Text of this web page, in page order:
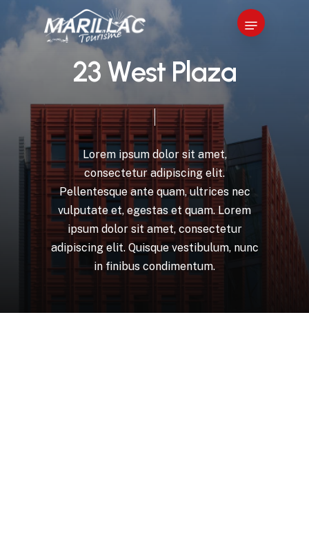
main
Menu
23 WestPlaza
Lorem ipsum dolor sit amet,
consectetur adipiscing elit.
Pellentesque ante quam, ultrices nec
vulputate et, egestas et quam. Lorem
ipsum dolor sit amet, consectetur
adipiscing elit. Quisque vestibulum, nunc
in finibus condimentum.